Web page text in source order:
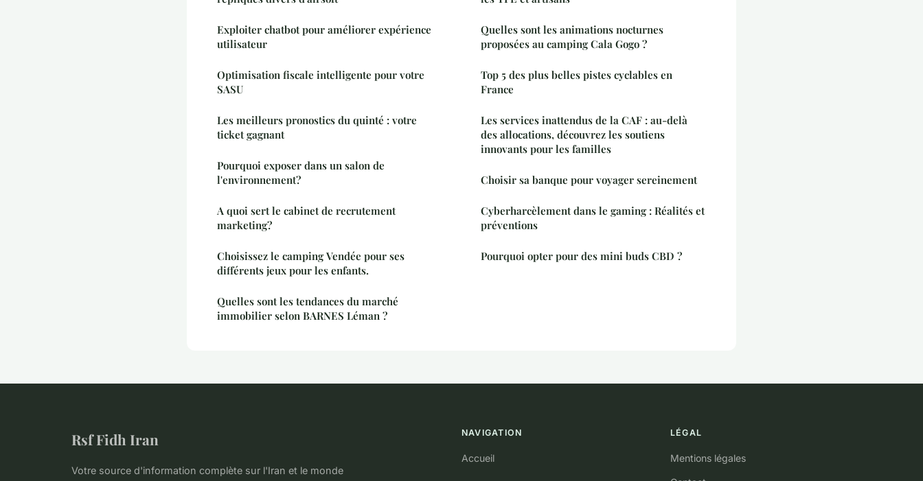
Exploiter chatbot pour améliorer expérience
utilisateur
Optimisation fiscale intelligente pour votre
SASU
Les meilleurs pronostics du quinté : votre
ticket gagnant
Pourquoi exposer dans un salon de
l'environnement?
A quoi sert le cabinet de recrutement
marketing?
Choisissez le camping Vendée pour ses
différents jeux pour les enfants.
Quelles sont les tendances du marché
immobilier selon BARNES Léman ?
Quelles sont les animations nocturnes
proposées au camping Cala Gogo ?
Top 5 des plus belles pistes cyclables en
France
Les services inattendus de la CAF : au-delà
des allocations, découvrez les soutiens
innovants pour les familles
Choisir sa banque pour voyager sereinement
Cyberharcèlement dans le gaming : Réalités et
préventions
Pourquoi opter pour des mini buds CBD ?
Rsf Fidh Iran
Votre source d'information complète sur l'Iran et le monde
NAVIGATION
Accueil
LÉGAL
Mentions légales